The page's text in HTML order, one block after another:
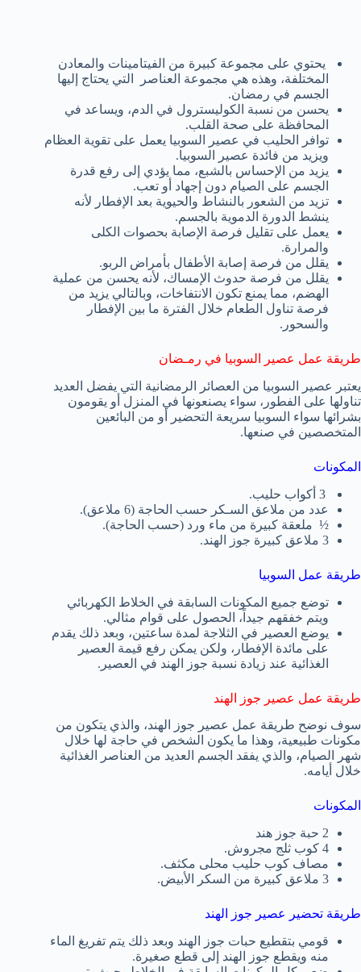
يحتوي على مجموعة كبيرة من الفيتامينات والمعادن
المختلفة، وهذه هي مجموعة العناصر التي يحتاج إليها
الجسم في رمضان.
يحسن من نسبة الكوليسترول في الدم، ويساعد في
المحافظة على صحة القلب.
توافر الحليب في عصير السوبيا يعمل على تقوية العظام
ويزيد من فائدة عصير السوبيا.
يزيد من الإحساس بالشبع، مما يؤدي إلى رفع قدرة
الجسم على الصيام دون إجهاد أو تعب.
تزيد من الشعور بالنشاط والحيوية بعد الإفطار لأنه
ينشط الدورة الدموية بالجسم.
يعمل على تقليل فرصة الإصابة بحصوات الكلى
والمرارة.
يقلل من فرصة إصابة الأطفال بأمراض الربو.
يقلل من فرصة حدوث الإمساك، لأنه يحسن من عملية
الهضم، مما يمنع تكون الانتفاخات، وبالتالي يزيد من
فرصة تناول الطعام خلال الفترة ما بين الإفطار
والسحور.
طريقة عمل عصير السوبيا في رمـضان
يعتبر عصير السوبيا من العصائر الرمضانية التي يفضل العديد
تناولها على الفطور، سواء يصنعونها في المنزل أو يقومون
بشرائها سواء السوبيا سريعة التحضير أو من البائعين
المتخصصين في صنعها.
المكونات
عدد من ملاعق السـكر حسب الحاجة (6 ملاعق).
½ ملعقة كبيرة من ماء ورد (حسب الحاجة).
3 ملاعق كبيرة جوز الهند.
طريقة عمل السوبيا
توضع جميع المكونات السابقة في الخلاط الكهربائي
ويتم خفقهم جيداً، الحصول على قوام مثالي.
يوضع العصير في الثلاجة لمدة ساعتين، وبعد ذلك يقدم
على مائدة الإفطار، ولكن يمكن رفع قيمة العصير
الغذائية عند زيادة نسبة جوز الهند في العصير.
طريقة عمل عصير جوز الهند
سوف نوضح طريقة عمل عصير جوز الهند، والذي يتكون من
مكونات طبيعية، وهذا ما يكون الشخص في حاجة لها خلال
شهر الصيام، والذي يفقد الجسم العديد من العناصر الغذائية
خلال أيامه.
المكونات
2 حبة جوز هند
4 كوب ثلج مجروش.
مصاف كوب حليب محلى مكثف.
3 ملاعق كبيرة من السكر الأبيض.
طريقة تحضير عصير جوز الهند
قومي بتقطيع حبات جوز الهند وبعد ذلك يتم تفريغ الماء
منه ويقطع جوز الهند إلى قطع صغيرة.